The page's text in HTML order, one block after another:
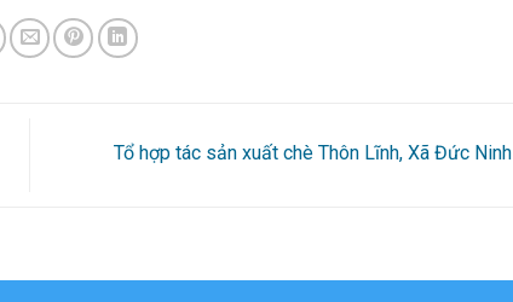
Tổ hợp tác sản xuất chè Thôn Lĩnh, Xã Đức Ninh